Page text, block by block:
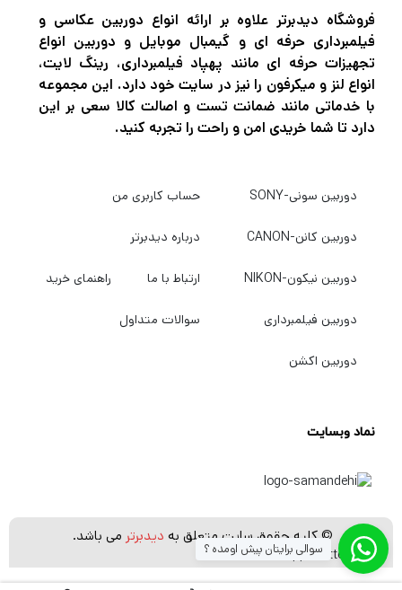
فروشگاه دیدبرتر علاوه بر ارائه انواع دوربین عکاسی و
فیلمبرداری حرفه ای و گیمبال موبایل و دوربین انواع
تجهیزات حرفه ای مانند پهپاد فیلمبرداری، رینگ لایت،
انواع لنز و میکرفون را نیز در سایت خود دارد. این مجموعه
با خدماتی مانند ضمانت تست و اصالت کالا سعی بر این
دارد تا شما خریدی امن و راحت را تجربه کنید.
دوربین سونی-SONY
دوربین کانن-CANON
دوربین نیکون-NIKON
دوربین فیلمبرداری
دوربین اکشن
حساب کاربری من
درباره دیدبرتر
ارتباط با ما راهنمای خرید
سوالات متداول
نماد وبسایت
© کلیه حقوق سایت متعلق به دیدبرتر می باشد.
[whatsapp_buttons] سوالی برایتان پیش اومده ؟